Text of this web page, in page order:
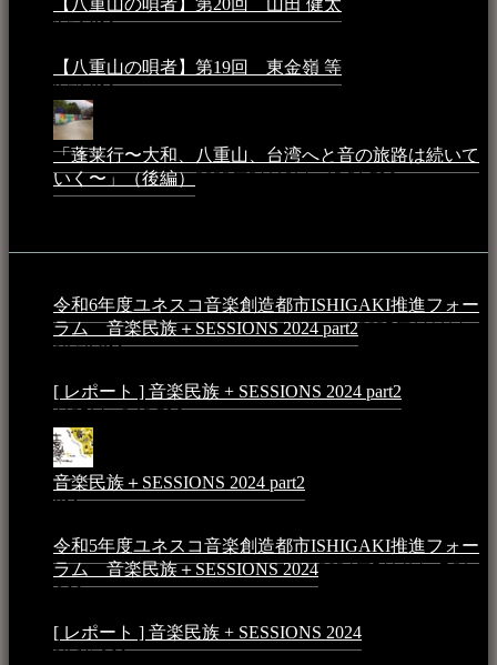
【八重山の唄者】第20回 山田 健太
3:54 PM
【八重山の唄者】第19回 東金嶺 等
9:52 PM
「蓬莱行〜大和、八重山、台湾へと音の旅路は続いて
いく〜」（後編）2023年3月18日 - 12:31 PM
令和6年度ユネスコ音楽創造都市ISHIGAKI推進フォー
ラム 音楽民族＋SESSIONS 2024 part22025年1月1日 -
10:50 PM
[ レポート ] 音楽民族 + SESSIONS 2024 part2
月25日 - 9:13 PM
音楽民族＋SESSIONS 2024 part2
PM
令和5年度ユネスコ音楽創造都市ISHIGAKI推進フォー
ラム 音楽民族＋SESSIONS 20242024年5月4日 - 7:21
AM
[ レポート ] 音楽民族 + SESSIONS 2024
10:16 AM